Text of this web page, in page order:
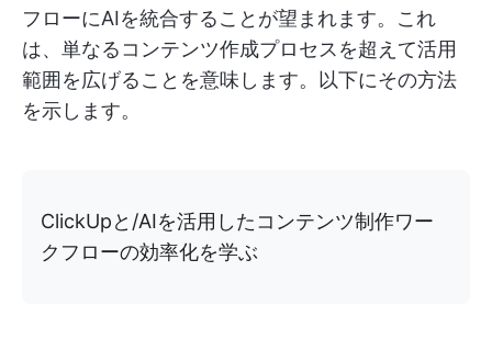
フローにAIを統合することが望まれます。これ
は、単なるコンテンツ作成プロセスを超えて活用
範囲を広げることを意味します。以下にその方法
を示します。
ClickUpと/AIを活用したコンテンツ制作ワー
クフローの効率化を学ぶ